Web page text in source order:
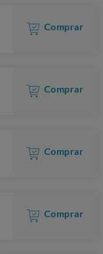
Comprar
Comprar
Comprar
Comprar